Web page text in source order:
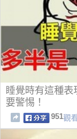
睡覺時有這種
要警惕！
951觀